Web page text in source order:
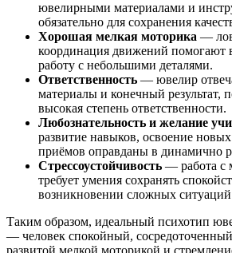
ювелирными материалами и
обязательно для сохранения
Хорошая мелкая моторика —
координация движений помогают
работу с небольшими деталями.
Ответственность — ювелир
материалы и конечный результат,
высокая степень ответственности.
Любознательность и желание
развитие навыков, освоение
приёмов оправданы в динамично
Стрессоустойчивость — работа с
требует умения сохранять
возникновении сложных
Таким образом, идеальный психотип
— человек спокойный,
развитой мелкой моторикой и